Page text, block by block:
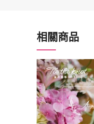
相關商品